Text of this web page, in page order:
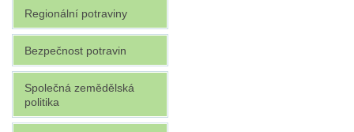
Regionální potraviny
Bezpečnost potravin
Společná zemědělská
politika